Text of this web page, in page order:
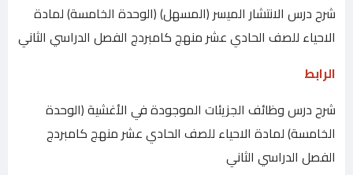
شرح درس الانتشار الميسر (المسهل) (الوحدة الخامسة) لمادة
الاحياء للصف الحادي عشر منهج كامبردج الفصل الدراسي الثاني
الرابط
شرح درس وظائف الجزيئات الموجودة في الأغشية (الوحدة
الخامسة) لمادة الاحياء للصف الحادي عشر منهج كامبردج
الفصل الدراسي الثاني